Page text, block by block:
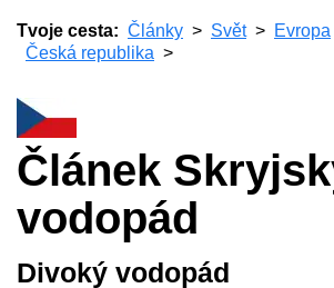
Tvoje cesta: Články Svět
Evropa
Česká republika
Článek
vodopád
Divoký vodopád